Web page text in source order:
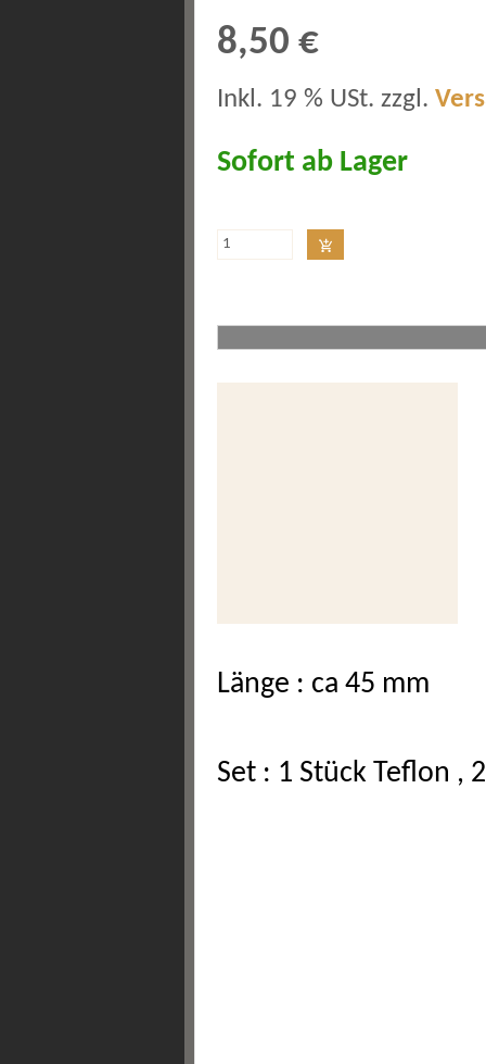
8,50 €
Inkl. 19 % USt. zzgl.
Sofort ab Lager
Länge : ca 45 mm
Set : 1 Stück Teflon ,